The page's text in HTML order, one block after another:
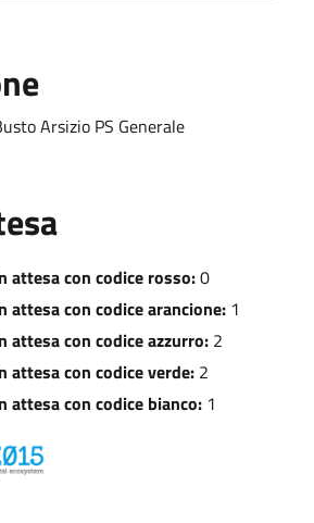
Arsizio PS Generale
attesa con codice rosso:0
attesa con codice arancione: 1
attesa con codice azzurro: 2
attesa con codice verde: 2
attesa con codice bianco: 1